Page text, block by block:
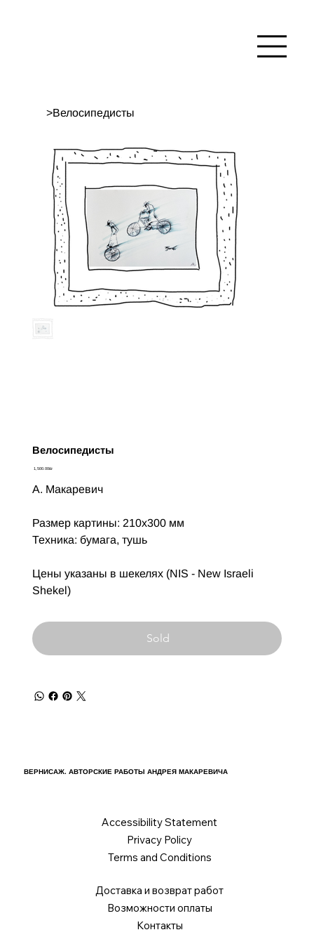
>Велосипедисты
Велосипедисты
Цена‏1,500.00 ‏₪
А. Макаревич
Размер картины: 210х300 мм
Техника: бумага, тушь
Цены указаны в шекелях (NIS - New Israeli
Shekel)
Sold
ВЕРНИСАЖ. АВТОРСКИЕ РАБОТЫ АНДРЕЯ МАКАРЕВИЧА
Accessibility Statement
Privacy Policy
Terms and Conditions
Доставка и возврат работ
Возможности оплаты
Контакты